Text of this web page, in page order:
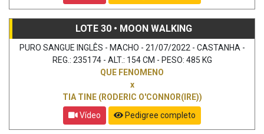
LOTE 30 • MOON WALKING
PURO SANGUE INGLÊS - MACHO - 21/07/2022 - CASTANHA -
REG.: 235174 - ALT.: 154 CM - PESO: 485 KG
QUE FENOMENO
x
TIA TINE (RODERIC O'CONNOR(IRE))
Vídeo
Pedigree completo